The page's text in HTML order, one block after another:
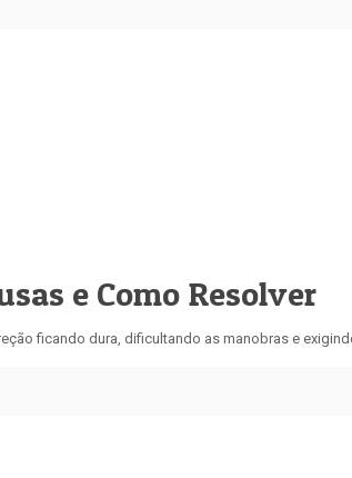
e Como Resolver
ficando dura, dificultando as manobras e